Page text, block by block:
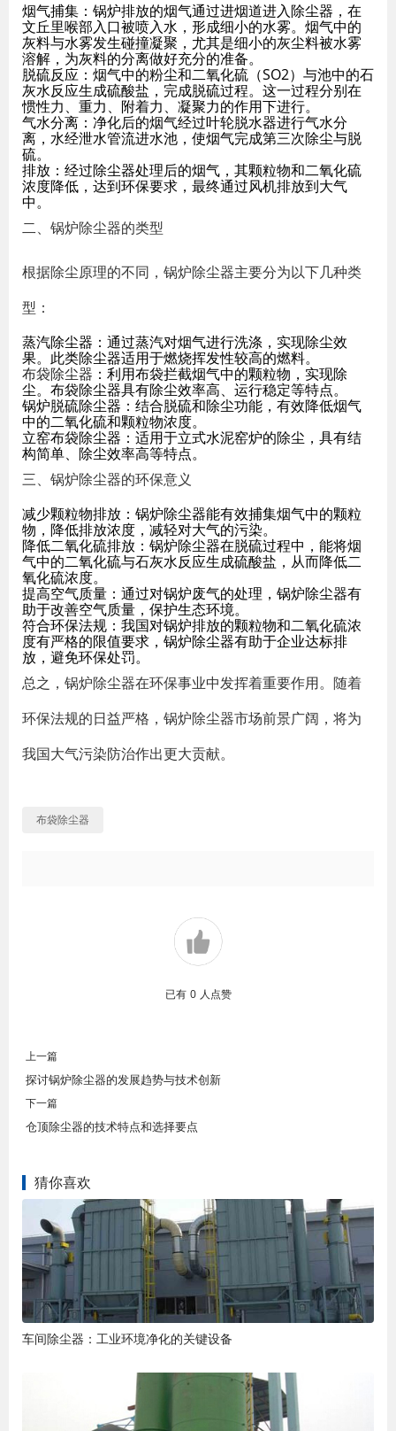
烟气捕集：锅炉排放的烟气通过进烟道进入除尘器，在
文丘里喉部入口被喷入水，形成细小的水雾。烟气中的
灰料与水雾发生碰撞凝聚，尤其是细小的灰尘料被水雾
溶解，为灰料的分离做好充分的准备。
脱硫反应：烟气中的粉尘和二氧化硫（SO2）与池中的石
灰水反应生成硫酸盐，完成脱硫过程。这一过程分别在
惯性力、重力、附着力、凝聚力的作用下进行。
气水分离：净化后的烟气经过叶轮脱水器进行气水分
离，水经泄水管流进水池，使烟气完成第三次除尘与脱
硫。
排放：经过除尘器处理后的烟气，其颗粒物和二氧化硫
浓度降低，达到环保要求，最终通过风机排放到大气
中。
二、锅炉除尘器的类型
根据除尘原理的不同，锅炉除尘器主要分为以下几种类
型：
蒸汽除尘器：通过蒸汽对烟气进行洗涤，实现除尘效
果。此类除尘器适用于燃烧挥发性较高的燃料。
布袋除尘器 ：利用布袋拦截烟气中的颗粒物，实现除
尘。布袋除尘器具有除尘效率高、运行稳定等特点。
锅炉脱硫除尘器：结合脱硫和除尘功能，有效降低烟气
中的二氧化硫和颗粒物浓度。
立窑布袋除尘器：适用于立式水泥窑炉的除尘，具有结
构简单、除尘效率高等特点。
三、锅炉除尘器的环保意义
减少颗粒物排放：锅炉除尘器能有效捕集烟气中的颗粒
物，降低排放浓度，减轻对大气的污染。
降低二氧化硫排放：锅炉除尘器在脱硫过程中，能将烟
气中的二氧化硫与石灰水反应生成硫酸盐，从而降低二
氧化硫浓度。
提高空气质量：通过对锅炉废气的处理，锅炉除尘器有
助于改善空气质量，保护生态环境。
符合环保法规：我国对锅炉排放的颗粒物和二氧化硫浓
度有严格的限值要求，锅炉除尘器有助于企业达标排
放，避免环保处罚。
总之，锅炉除尘器在环保事业中发挥着重要作用。随着
环保法规的日益严格，锅炉除尘器市场前景广阔，将为
我国大气污染防治作出更大贡献。
布袋除尘器
已有 0 人点赞
上一篇
探讨锅炉除尘器的发展趋势与技术创新
下一篇
仓顶除尘器的技术特点和选择要点
猜你喜欢
车间除尘器：工业环境净化的关键设备